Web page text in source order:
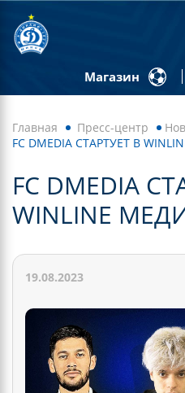
Магазин
Главная Пресс-центр
FC DMEDIA СТАРТУЕТ В
FC DMEDIA
WINLINE
19.08.2023